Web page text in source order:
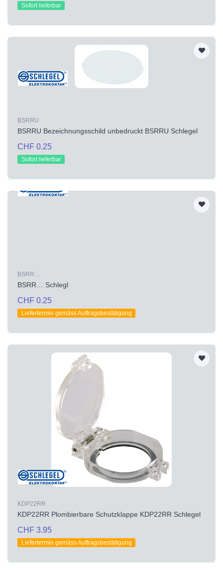
Sofort lieferbar
BSRRU
BSRRU Bezeichnungsschild unbedruckt BSRRU Schlegel
CHF 0.25
Sofort lieferbar
BSRR…
BSRR… Schlegl
CHF 0.25
Liefertermin gemäss Auftragsbestätigung
KDP22RR
KDP22RR Plombierbare Schutzklappe KDP22RR Schlegel
CHF 3.95
Liefertermin gemäss Auftragsbestätigung